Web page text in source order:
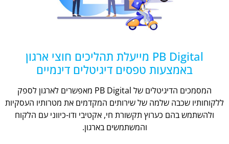
PB Digital מייעלת תהליכים חוצי ארגון
באמצעות טפסים דיגיטלים דינמיים
המסמכים הדיגיטלים של PB Digital מאפשרים לארגון לספק
ללקוחותיו שכבה שלמה של שירותים המקדמים את מטרותיו העסקיות
ולהשתמש בהם כערוץ תקשורת חי, אקטיבי ודו-כיווני עם הלקוח
והמשתמשים בארגון.